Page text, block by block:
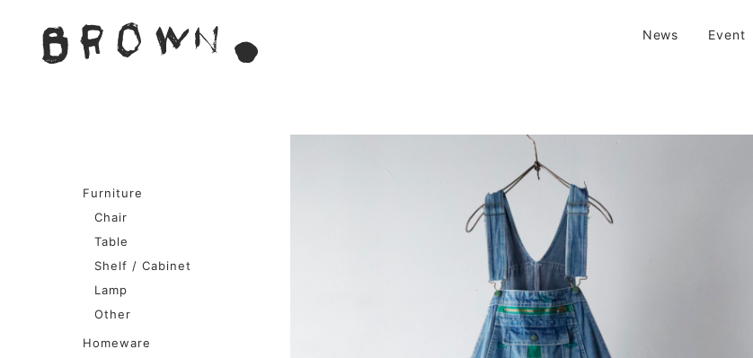
content
BROWN. | 京都 二条新町の生活雑貨店
News Event
Furniture
Chair
Table
Shelf / Cabinet
Lamp
Other
Homeware